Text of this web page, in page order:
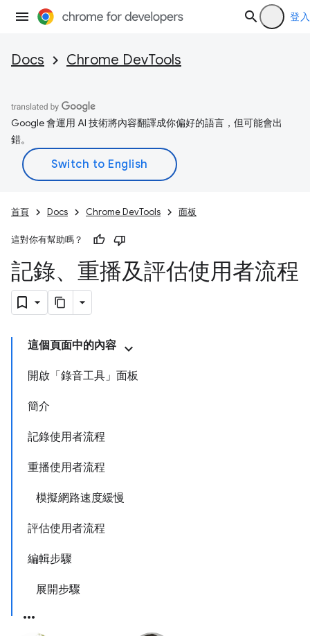
登入
Docs Chrome DevTools
Google 會運用 AI 技術將內容翻譯成你偏好的語言，但可能會出
錯。
首頁 Docs Chrome DevTools 面板
這對你有幫助嗎？
記錄、重播及評估使用者流程
這個頁面中的內容
開啟「錄音工具」面板
簡介
記錄使用者流程
重播使用者流程
模擬網路速度緩慢
評估使用者流程
編輯步驟
展開步驟